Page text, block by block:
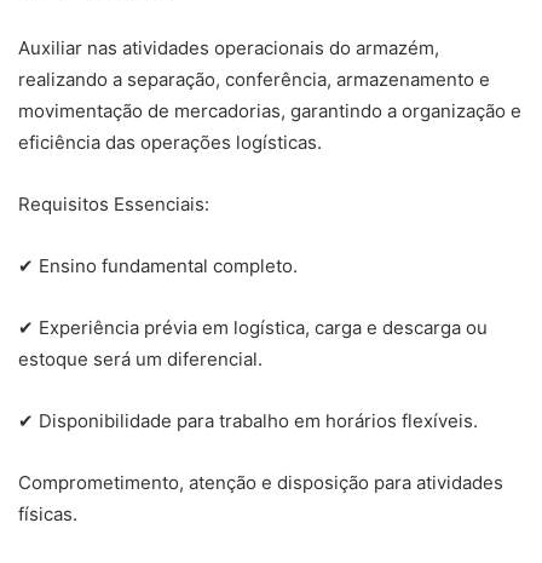
Auxiliar nas atividades operacionais do armazém,
realizando a separação, conferência, armazenamento e
movimentação de mercadorias, garantindo a organização e
eficiência das operações logísticas.
Requisitos Essenciais:
✔ Ensino fundamental completo.
✔ Experiência prévia em logística, carga e descarga ou
estoque será um diferencial.
✔ Disponibilidade para trabalho em horários flexíveis.
Comprometimento, atenção e disposição para atividades
físicas.